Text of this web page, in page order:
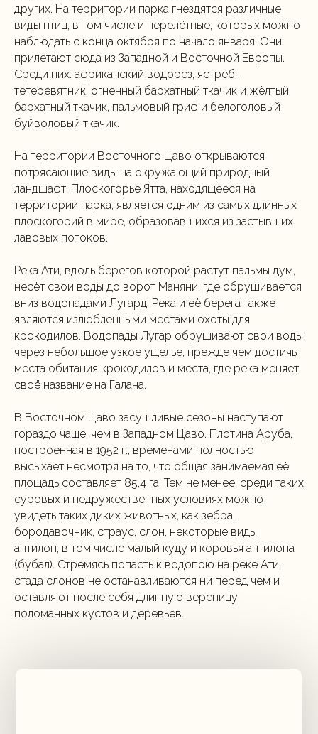
других. На территории парка гнездятся различные
виды птиц, в том числе и перелётные, которых можно
наблюдать с конца октября по начало января. Они
прилетают сюда из Западной и Восточной Европы.
Среди них: африканский водорез, ястреб-
тетеревятник, огненный бархатный ткачик и жёлтый
бархатный ткачик, пальмовый гриф и белоголовый
буйволовый ткачик.
На территории Восточного Цаво открываются
потрясающие виды на окружающий природный
ландшафт. Плоскогорье Ятта, находящееся на
территории парка, является одним из самых длинных
плоскогорий в мире, образовавшихся из застывших
лавовых потоков.
Река Ати, вдоль берегов которой растут пальмы дум,
несёт свои воды до ворот Маняни, где обрушивается
вниз водопадами Лугард. Река и её берега также
являются излюбленными местами охоты для
крокодилов. Водопады Лугар обрушивают свои воды
через небольшое узкое ущелье, прежде чем достичь
места обитания крокодилов и места, где река меняет
своё название на Галана.
В Восточном Цаво засушливые сезоны наступают
гораздо чаще, чем в Западном Цаво. Плотина Аруба,
построенная в 1952 г., временами полностью
высыхает несмотря на то, что общая занимаемая её
площадь составляет 85,4 га. Тем не менее, среди таких
суровых и недружественных условиях можно
увидеть таких диких животных, как зебра,
бородавочник, страус, слон, некоторые виды
антилоп, в том числе малый куду и коровья антилопа
(бубал). Стремясь попасть к водопою на реке Ати,
стада слонов не останавливаются ни перед чем и
оставляют после себя длинную вереницу
поломанных кустов и деревьев.